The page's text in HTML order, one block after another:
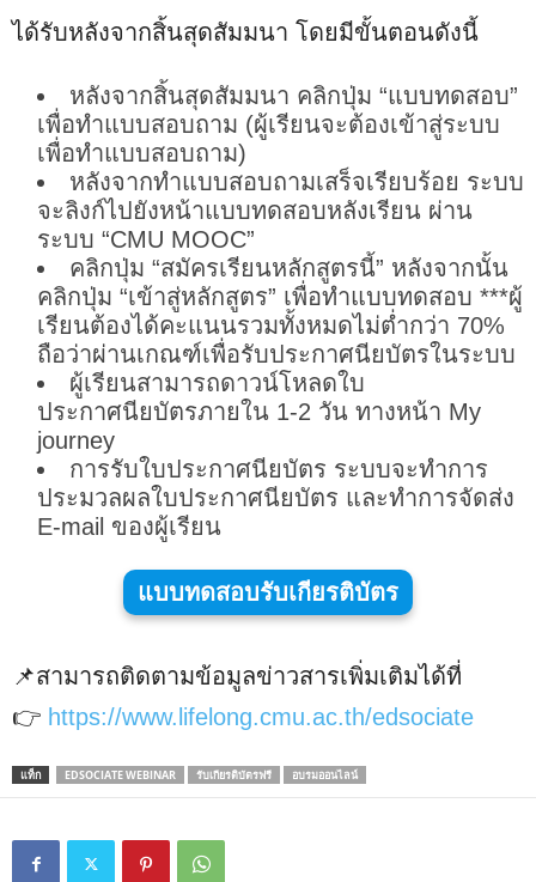
ได้รับหลังจากสิ้นสุดสัมมนา โดยมีขั้นตอนดังนี้
หลังจากสิ้นสุดสัมมนา คลิกปุ่ม “แบบทดสอบ”
เพื่อทำแบบสอบถาม (ผู้เรียนจะต้องเข้าสู่ระบบ
เพื่อทำแบบสอบถาม)
หลังจากทำแบบสอบถามเสร็จเรียบร้อย ระบบ
จะลิงก์ไปยังหน้าแบบทดสอบหลังเรียน ผ่าน
ระบบ “CMU MOOC”
คลิกปุ่ม “สมัครเรียนหลักสูตรนี้” หลังจากนั้น
คลิกปุ่ม “เข้าสู่หลักสูตร” เพื่อทำแบบทดสอบ ***ผู้
เรียนต้องได้คะแนนรวมทั้งหมดไม่ต่ำกว่า 70%
ถือว่าผ่านเกณฑ์เพื่อรับประกาศนียบัตรในระบบ
ผู้เรียนสามารถดาวน์โหลดใบ
ประกาศนียบัตรภายใน 1-2 วัน ทางหน้า My
journey
การรับใบประกาศนียบัตร ระบบจะทำการ
ประมวลผลใบประกาศนียบัตร และทำการจัดส่ง
E-mail ของผู้เรียน
แบบทดสอบรับเกียรติบัตร
📌สามารถติดตามข้อมูลข่าวสารเพิ่มเติมได้ที่
👉 https://www.lifelong.cmu.ac.th/edsociate
แท็ก EDSOCIATE WEBINAR รับเกียรติบัตรฟรี อบรมออนไลน์